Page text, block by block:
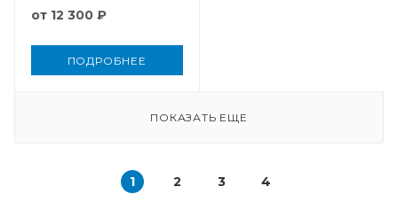
от 12 300 ₽
ПОДРОБНЕЕ
ПОКАЗАТЬ ЕЩЕ
1 2 3 4